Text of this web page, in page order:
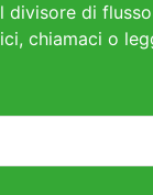
di
chiamaci o